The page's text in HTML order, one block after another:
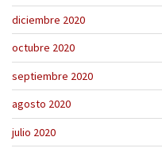
diciembre 2020
octubre 2020
septiembre 2020
agosto 2020
julio 2020